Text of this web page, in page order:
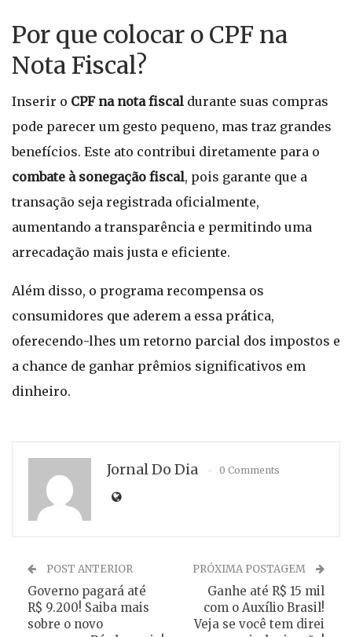
Por que colocar o CPF na
Nota Fiscal?
Inserir o CPF na nota fiscal durante suas compras
pode parecer um gesto pequeno, mas traz grandes
benefícios. Este ato contribui diretamente para o
combate à sonegação fiscal, pois garante que a
transação seja registrada oficialmente,
aumentando a transparência e permitindo uma
arrecadação mais justa e eficiente.
Além disso, o programa recompensa os
consumidores que aderem a essa prática,
oferecendo-lhes um retorno parcial dos impostos e
a chance de ganhar prêmios significativos em
dinheiro.
Jornal Do Dia 0 Comments
POST ANTERIOR
Governo pagará até
R$ 9.200! Saiba mais
sobre o novo
PRÓXIMA POSTAGEM
Ganhe até R$ 15 mil
com o Auxílio Brasil!
Veja se você tem direi